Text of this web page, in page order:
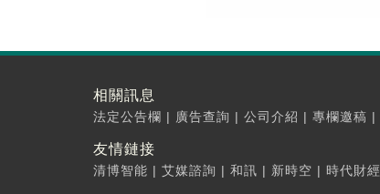
相關訊息
法定公告欄 | 廣告查詢 | 公司介紹 | 專欄邀稿 |
友情鏈接
清博智能 | 艾媒諮詢 | 和訊 | 新時空 | 時代財經